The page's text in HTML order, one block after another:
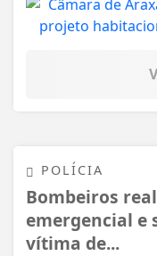
POLÍCIA
Bombeiros
emergencial e
vítima de...